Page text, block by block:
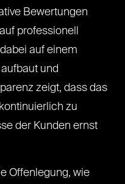
Bewertungen
professionell
auf einem
und
zeigt, dass das
zu
der Kunden ernst
Offenlegung, wie